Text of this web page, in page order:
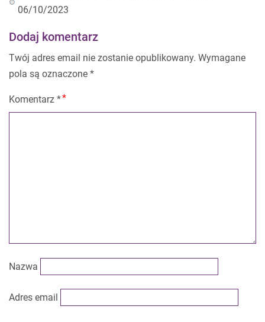
06/10/2023
Dodaj komentarz
Twój adres email nie zostanie opublikowany. Wymagane
pola są oznaczone *
Komentarz *
Nazwa
Adres email